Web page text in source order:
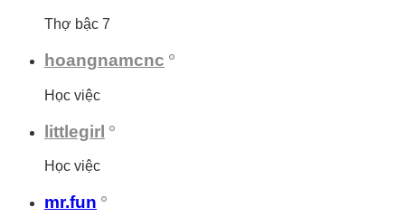
Thợ bậc 7
hoangnamcnc
Học việc
littlegirl
Học việc
mr.fun